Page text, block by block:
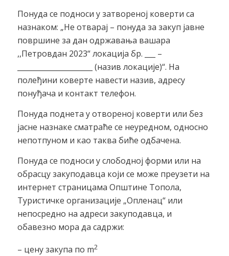
Понуда се подноси у затвореној коверти са
назнаком: „Не отварај – понуда за закуп јавне
површине за дан одржавања вашара
,,Петровдан 2023“ локација бр. ___ –
_____________________ (назив локације)“. На
полеђини коверте навести назив, адресу
понуђача и контакт телефон.
Понуда поднета у отвореној коверти или без
јасне назнаке сматраће се неуредном, односно
непотпуном и као таква биће одбачена.
Понуда се подноси у слободној форми или на
обрасцу закуподавца који се може преузети на
интернет страницама Општине Топола,
Туристичке организације „Опленац“ или
непосредно на адреси закуподавца, и
обавезно мора да садржи:
– цену закупа по m2